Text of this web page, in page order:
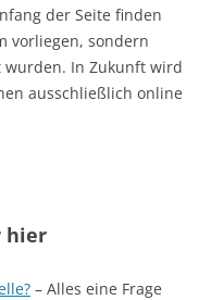
der Seite finden
vorliegen, sondern
In Zukunft wird
ausschließlich online
hier
– Alles eine Frage